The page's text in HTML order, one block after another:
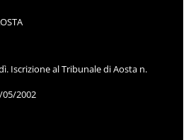
Iscrizione al Tribunale di Aosta n.
2002